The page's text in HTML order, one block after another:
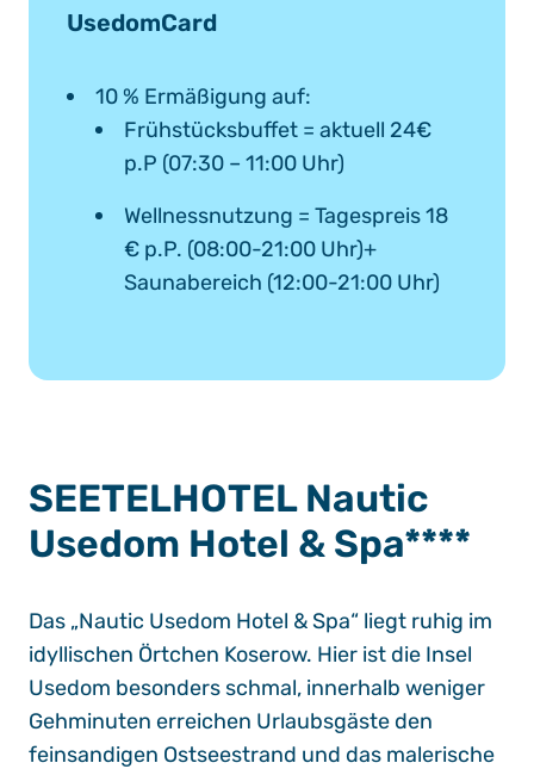
UsedomCard
10 % Ermäßigung auf:
Frühstücksbuffet = aktuell 24€
p.P (07:30 – 11:00 Uhr)
Wellnessnutzung = Tagespreis 18
€ p.P. (08:00-21:00 Uhr)+
Saunabereich (12:00-21:00 Uhr)
SEETELHOTEL Nautic
Usedom Hotel & Spa****
Das „Nautic Usedom Hotel & Spa“ liegt ruhig im
idyllischen Örtchen Koserow. Hier ist die Insel
Usedom besonders schmal, innerhalb weniger
Gehminuten erreichen Urlaubsgäste den
feinsandigen Ostseestrand und das malerische